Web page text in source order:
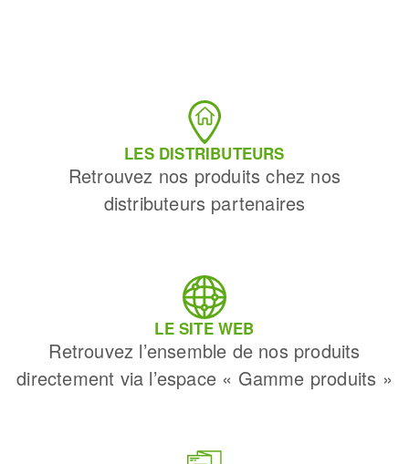
LES DISTRIBUTEURS
Retrouvez nos produits chez nos
distributeurs partenaires
LE SITE WEB
Retrouvez l’ensemble de nos produits
directement via l’espace « Gamme produits »